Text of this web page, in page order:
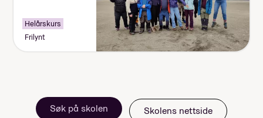
Helårskurs
Frilynt
Søk på skolen Skolens nettside